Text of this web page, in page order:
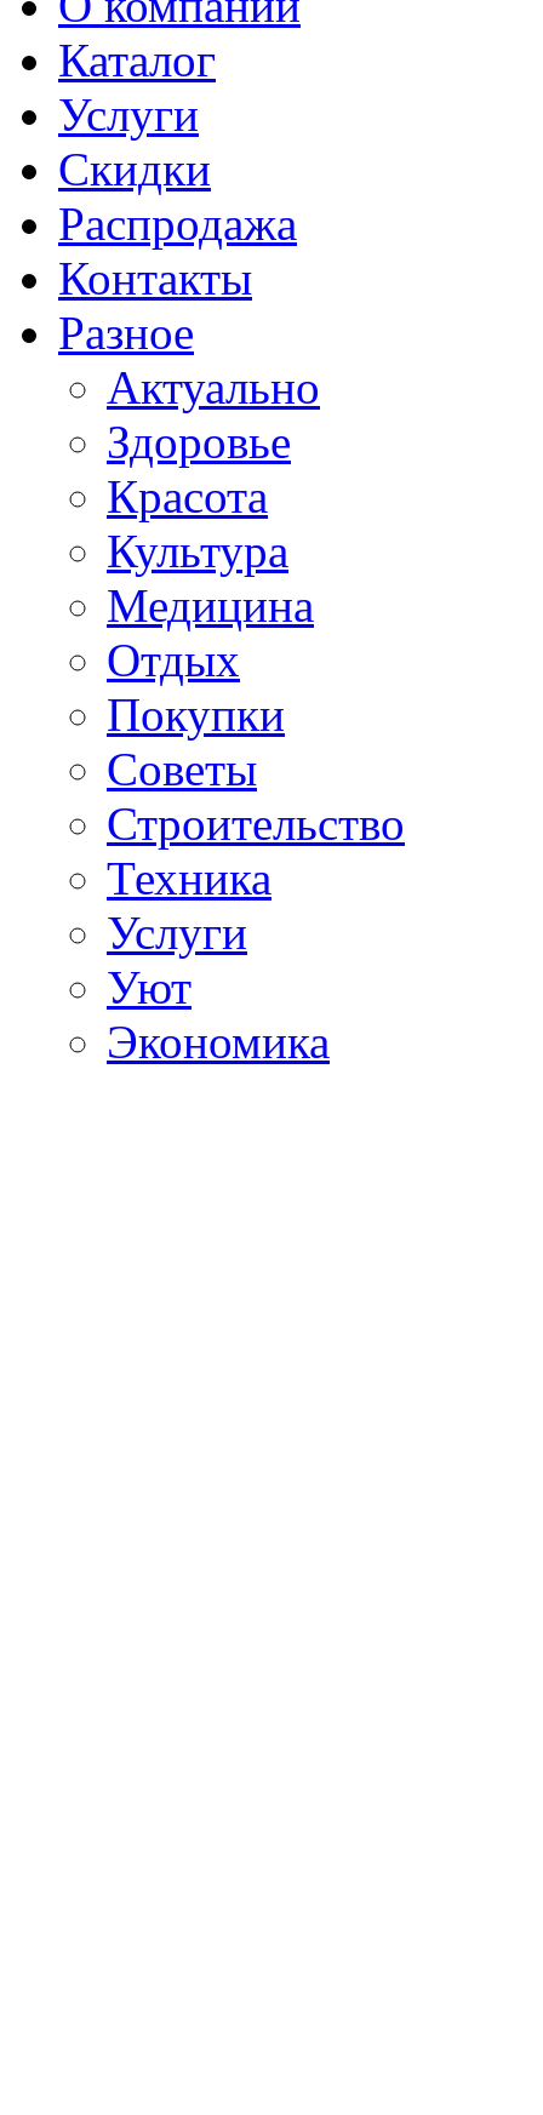
Каталог
Услуги
Скидки
Распродажа
Контакты
Разное
Актуально
Здоровье
Красота
Культура
Медицина
Отдых
Покупки
Советы
Строительство
Техника
Услуги
Уют
Экономика